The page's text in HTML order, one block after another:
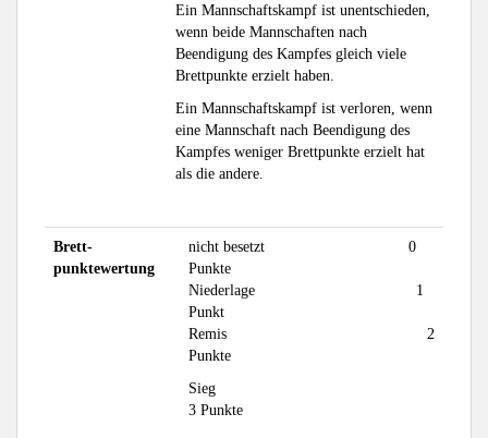
Ein Mannschaftskampf ist unentschieden,
wenn beide Mannschaften nach
Beendigung des Kampfes gleich viele
Brettpunkte erzielt haben.
Ein Mannschaftskampf ist verloren, wenn
eine Mannschaft nach Beendigung des
Kampfes weniger Brettpunkte erzielt hat
als die andere.
Brett-
punktewertung
nicht besetzt 0
Punkte
Niederlage 1
Punkt
Remis 2
Punkte
Sieg
3 Punkte